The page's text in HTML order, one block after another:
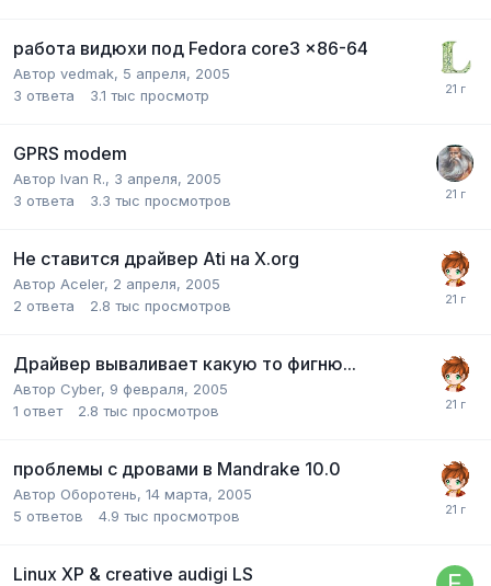
работа видюхи под Fedora core3 x86-64
Автор vedmak, 5 апреля, 2005
3 ответа 3.1 тыс просмотр
GPRS modem
Автор Ivan R., 3 апреля, 2005
3 ответа 3.3 тыс просмотров
Не ставится драйвер Ati на X.org
Автор Aceler, 2 апреля, 2005
2 ответа 2.8 тыс просмотров
Драйвер вываливает какую то фигню...
Автор Cyber, 9 февраля, 2005
1 ответ 2.8 тыс просмотров
проблемы с дровами в Mandrake 10.0
Автор Оборотень, 14 марта, 2005
5 ответов 4.9 тыс просмотров
Linux XP & creative audigi LS